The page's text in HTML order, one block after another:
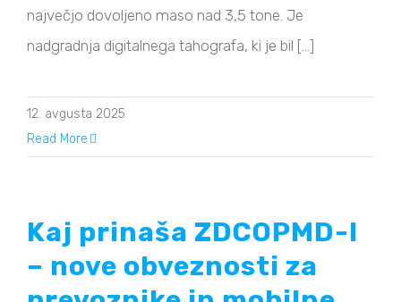
največjo dovoljeno maso nad 3,5 tone. Je
nadgradnja digitalnega tahografa, ki je bil [...]
12. avgusta 2025
Read More
Kaj prinaša ZDCOPMD-I
– nove obveznosti za